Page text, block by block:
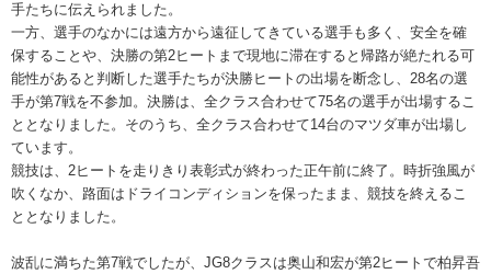
手たちに伝えられました。
一方、選手のなかには遠方から遠征してきている選手も多く、安全を確
保することや、決勝の第2ヒートまで現地に滞在すると帰路が絶たれる可
能性があると判断した選手たちが決勝ヒートの出場を断念し、28名の選
手が第7戦を不参加。決勝は、全クラス合わせて75名の選手が出場するこ
ととなりました。そのうち、全クラス合わせて14台のマツダ車が出場し
ています。
競技は、2ヒートを走りきり表彰式が終わった正午前に終了。時折強風が
吹くなか、路面はドライコンディションを保ったまま、競技を終えるこ
ととなりました。
波乱に満ちた第7戦でしたが、JG8クラスは奥山和宏が第2ヒートで柏昇吾